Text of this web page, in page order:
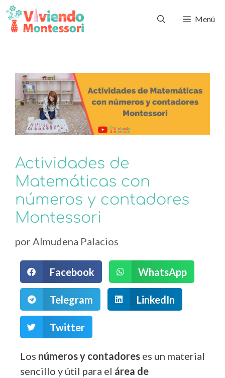
Menú
Actividades de
Matemáticas con
números y contadores
Montessori
por Almudena Palacios
Facebook WhatsApp
Telegram LinkedIn
Twitter
Los números y contadores es un material
sencillo y útil para el área de